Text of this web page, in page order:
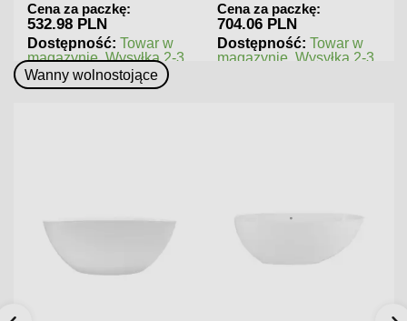
2-3
Cena za paczkę:
704.06 PLN
Dostępność: Towar w
magazynie. Wysyłka 2-3
dni.
Cena za paczkę:
545.76 PLN
Dostępność: Towar w
magazynie. Wysyłka
Wanny wolnostojące